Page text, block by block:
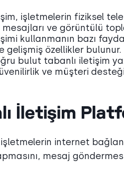
işletmelerin fiziksel
mesajları ve görüntülü
kullanmanın bazı
gelişmiş özellikler bulunur.
bulut tabanlı iletişim
ve müşteri desteği
İletişim
internet
mesaj